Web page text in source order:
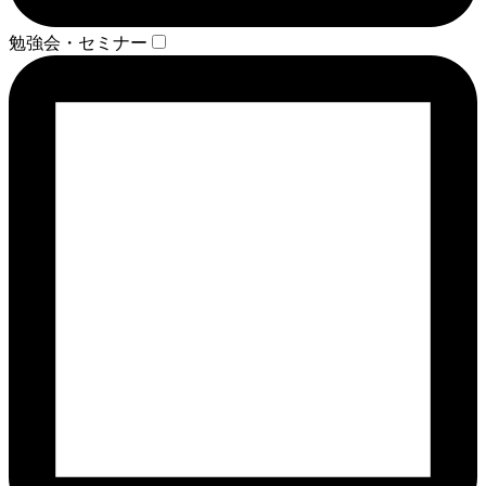
勉強会・セミナー